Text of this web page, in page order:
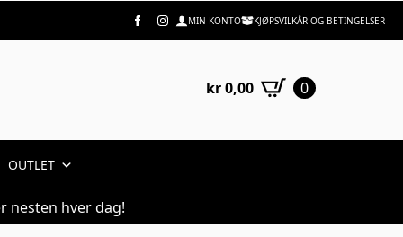
MIN KONTO KJØPSVILKÅR OG BETINGELSER
kr0,00 0
OUTLET
nesten hver dag!